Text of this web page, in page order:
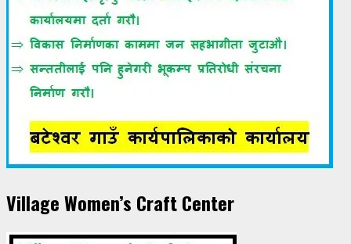
Village Women’s Craft Center